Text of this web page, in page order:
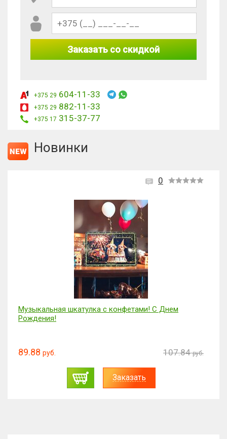
Заказать со скидкой
+375 29 604-11-33
+375 29 882-11-33
+375 17 315-37-77
Новинки
0
Музыкальная шкатулка с конфетами! С Днем
Рождения!
89.88 руб. 107.84 руб.
Заказать